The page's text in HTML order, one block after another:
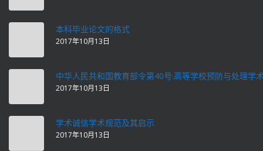
本科毕业论文的格式
2017年10月13日
中华人民共和国教育部令第40号:高等学校预防与处理学
2017年10月13日
学术诚信学术规范及其启示
2017年10月13日